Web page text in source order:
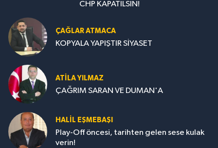
CHP KAPATILSIN!
ÇAĞLAR ATMACA
KOPYALA YAPIŞTIR SİYASET
ATILA YILMAZ
ÇAĞRIM SARAN VE DUMAN'A
HALIL EŞMEBAŞI
Play-Off öncesi, tarihten gelen sese kulak
verin!